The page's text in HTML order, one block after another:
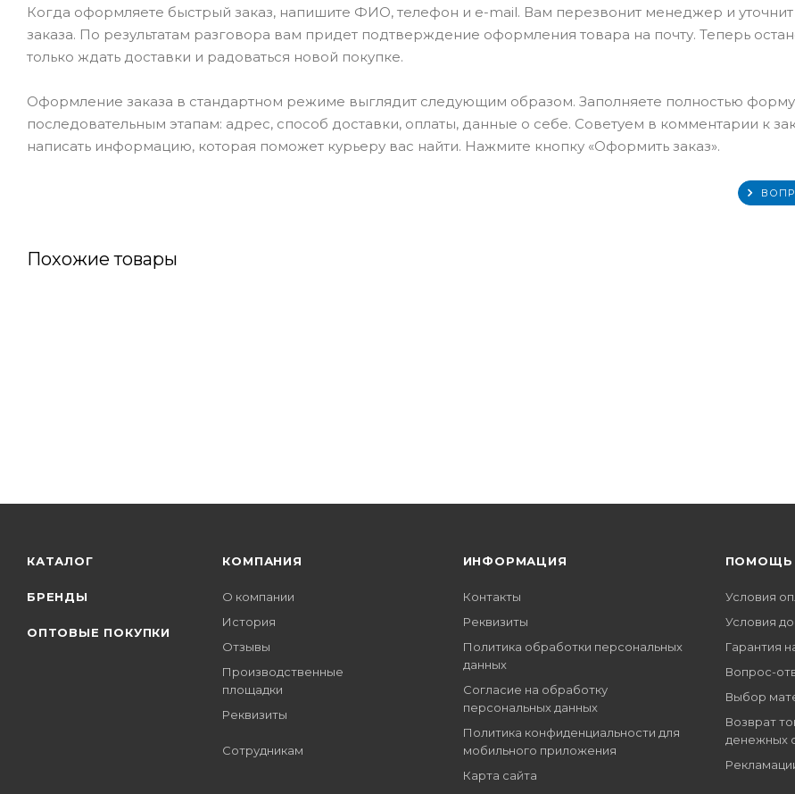
Когда оформляете быстрый заказ, напишите ФИО, телефон и e-mail. Вам перезвонит менеджер и уточнит
заказа. По результатам разговора вам придет подтверждение оформления товара на почту. Теперь
только ждать доставки и радоваться новой покупке.
Оформление заказа в стандартном режиме выглядит следующим образом. Заполняете полностью
последовательным этапам: адрес, способ доставки, оплаты, данные о себе. Советуем в комментарии к
написать информацию, которая поможет курьеру вас найти. Нажмите кнопку «Оформить заказ».
Похожие товары
КАТАЛОГ
БРЕНДЫ
ОПТОВЫЕ ПОКУПКИ
КОМПАНИЯ
О компании
История
Отзывы
Производственные
площадки
Реквизиты
Сотрудникам
ИНФОРМАЦИЯ
Контакты
Реквизиты
Политика обработки персональных
данных
Согласие на обработку
персональных данных
Политика конфиденциальности для
мобильного приложения
Карта сайта
ПОМОЩЬ
Условия
Условия
Гарантия
Вопрос-
Выбор
Возврат
денежных